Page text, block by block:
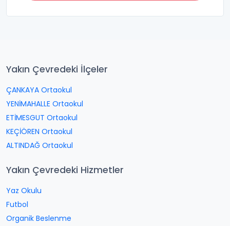
Yakın Çevredeki İlçeler
ÇANKAYA Ortaokul
YENİMAHALLE Ortaokul
ETİMESGUT Ortaokul
KEÇİÖREN Ortaokul
ALTINDAĞ Ortaokul
Yakın Çevredeki Hizmetler
Yaz Okulu
Futbol
Organik Beslenme